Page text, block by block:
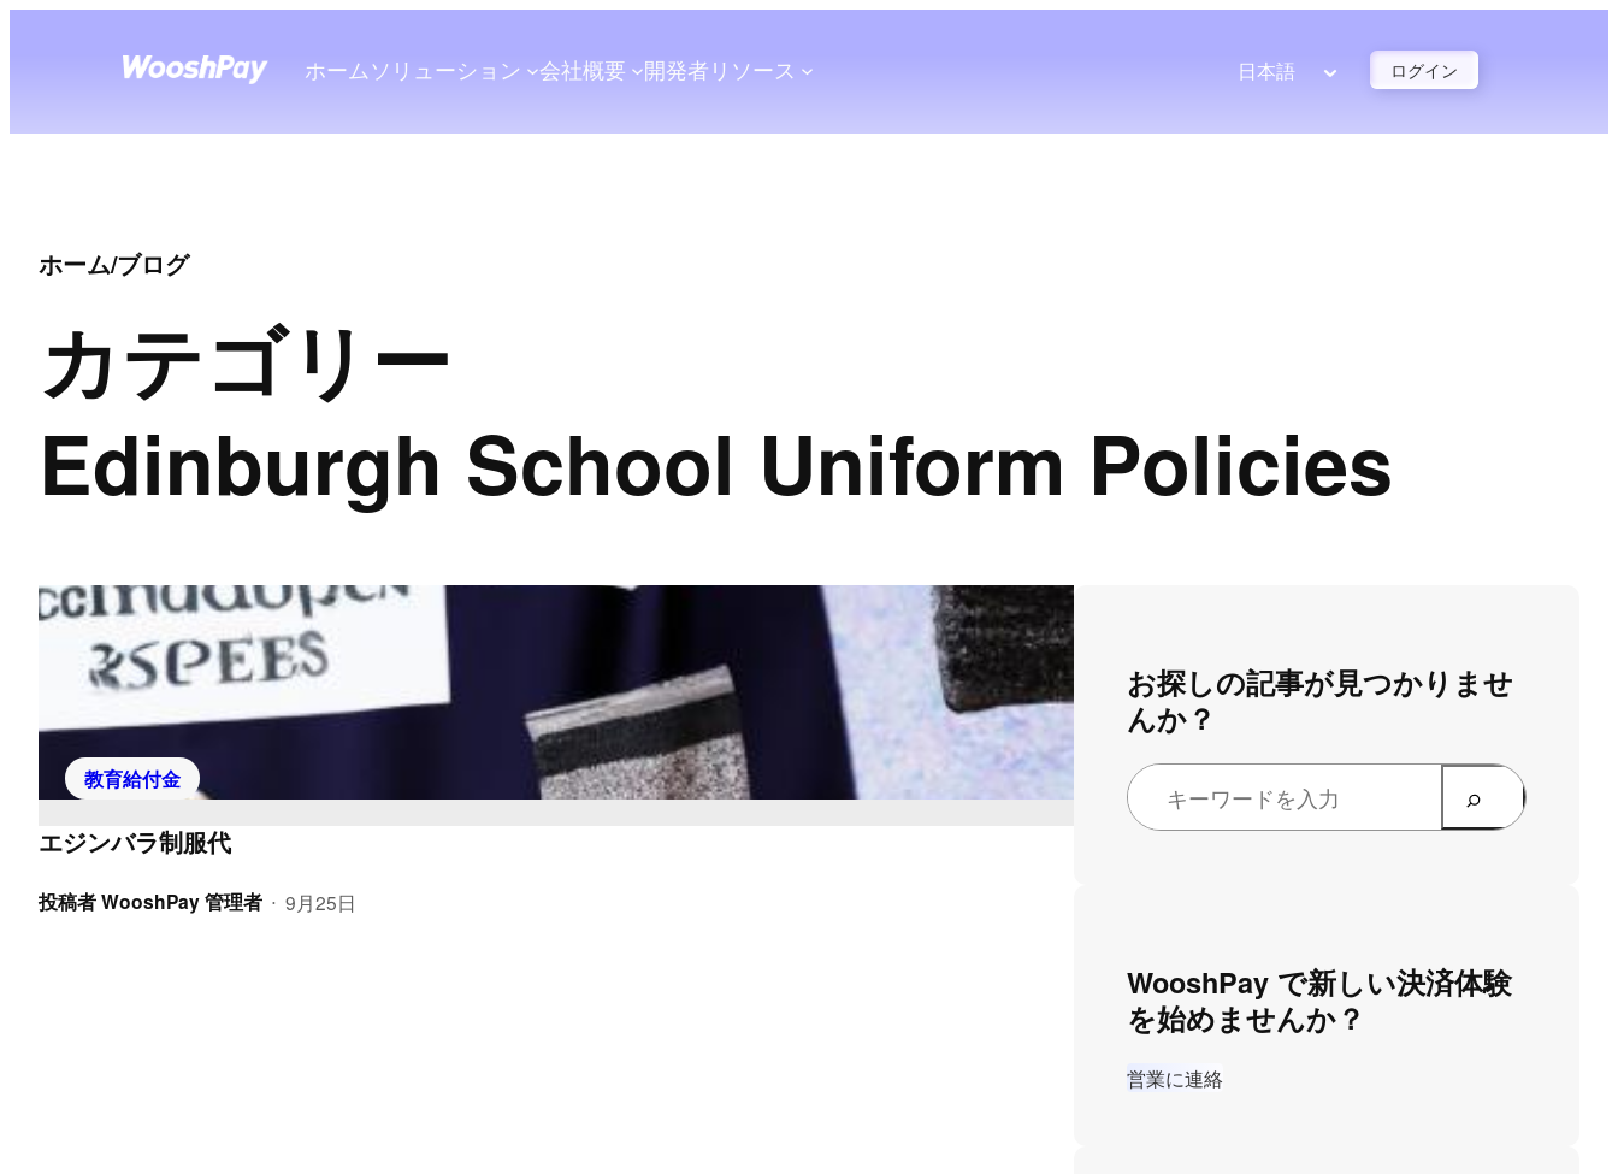
ホームソリューション 会社概要 開発者 リソース 日本語 ログイン
ホーム/ブログ
カテゴリー
Edinburgh School Uniform Policies
教育給付金
エジンバラ制服代
投稿者WooshPay 管理者 • 9月25日
お探しの記事が見つかりませ
んか？
WooshPay で新しい決済体験
を始めませんか？
営業に連絡